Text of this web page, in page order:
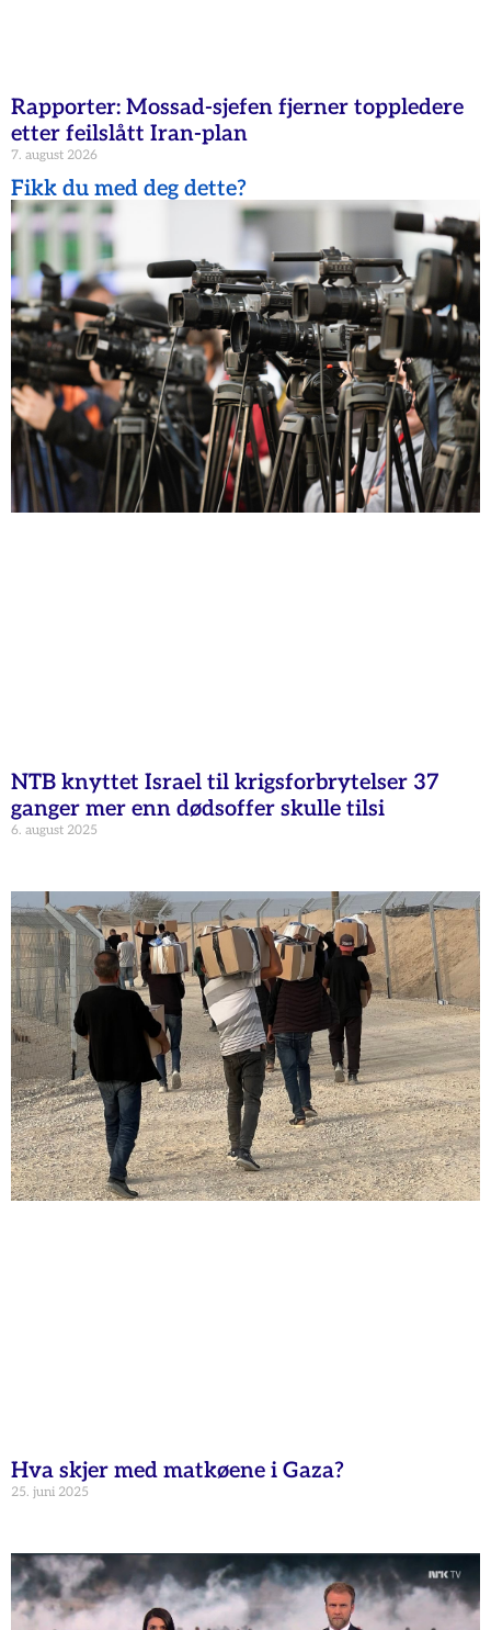
Rapporter: Mossad-sjefen fjerner toppledere
etter feilslått Iran-plan
7. august 2026
Fikk du med deg dette?
NTB knyttet Israel til krigsforbrytelser 37
ganger mer enn dødsoffer skulle tilsi
6. august 2025
Hva skjer med matkøene i Gaza?
25. juni 2025